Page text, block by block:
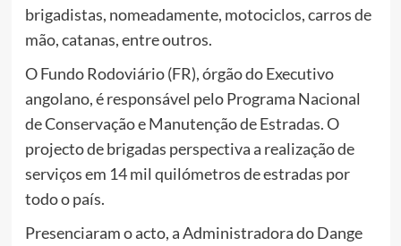
brigadistas, nomeadamente, motociclos, carros de
mão, catanas, entre outros.
O Fundo Rodoviário (FR), órgão do Executivo
angolano, é responsável pelo Programa Nacional
de Conservação e Manutenção de Estradas. O
projecto de brigadas perspectiva a realização de
serviços em 14 mil quilómetros de estradas por
todo o país.
Presenciaram o acto, a Administradora do Dange